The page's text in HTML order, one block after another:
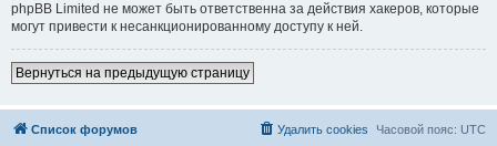
phpBB Limited не может быть ответственна за действия хакеров, которые
могут привести к несанкционированному доступу к ней.
Вернуться на предыдущую страницу
Список форумов Часовой пояс: UTC
Удалить cookies